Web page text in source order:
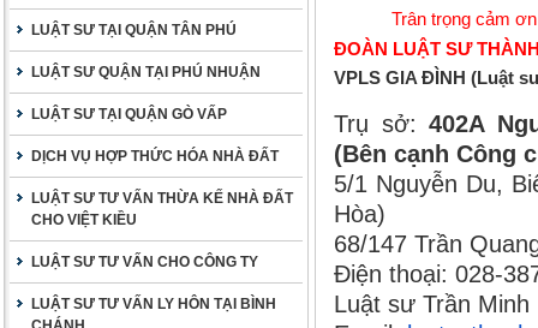
LUẬT SƯ TẠI QUẬN TÂN PHÚ
LUẬT SƯ QUẬN TẠI PHÚ NHUẬN
LUẬT SƯ TẠI QUẬN GÒ VẤP
DỊCH VỤ HỢP THỨC HÓA NHÀ ĐẤT
LUẬT SƯ TƯ VẤN THỪA KẾ NHÀ ĐẤT
CHO VIỆT KIỀU
LUẬT SƯ TƯ VẤN CHO CÔNG TY
LUẬT SƯ TƯ VẤN LY HÔN TẠI BÌNH
Trân trọng cảm
ĐOÀN LUẬT SƯ
VPLS GIA ĐÌNH (Luật
Trụ sở: 402A
(Bên cạnh Công
5/1 Nguyễn Du,
Hòa)
68/147 Trần
Điện thoại: 028-
Luật sư Trần Minh